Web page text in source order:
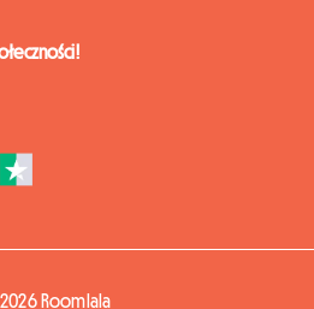
Roomlala